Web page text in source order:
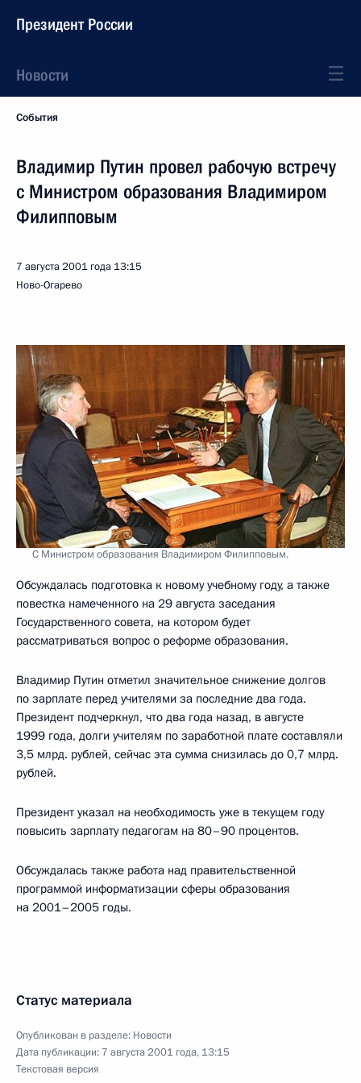
Президент России
Новости
События
Владимир Путин провел рабочую встречу
с Министром образования Владимиром
Филипповым
7 августа 2001 года 13:15
Ново-Огарево
С Министром образования Владимиром Филипповым.
Обсуждалась подготовка к новому учебному году, а также
повестка намеченного на 29 августа заседания
Государственного совета, на котором будет
рассматриваться вопрос о реформе образования.
Владимир Путин отметил значительное снижение долгов
по зарплате перед учителями за последние два года.
Президент подчеркнул, что два года назад, в августе
1999 года, долги учителям по заработной плате составляли
3,5 млрд. рублей, сейчас эта сумма снизилась до 0,7 млрд.
рублей.
Президент указал на необходимость уже в текущем году
повысить зарплату педагогам на 80–90 процентов.
Обсуждалась также работа над правительственной
программой информатизации сферы образования
на 2001–2005 годы.
Статус материала
Опубликован в разделе: Новости
Дата публикации: 7 августа 2001 года, 13:15
Текстовая версия